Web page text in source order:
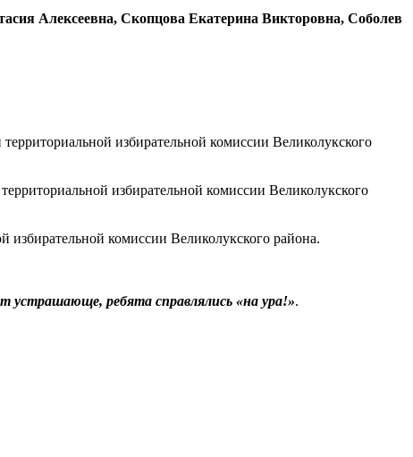
Алексеевна, Скопцова Екатерина Викторовна, Соболев
избирательной комиссии Великолукского
избирательной комиссии Великолукского
избирательной комиссии Великолукского района.
устрашающе, ребята справлялись «на ура!».